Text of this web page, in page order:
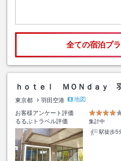
全ての宿泊プ
ｈｏｔｅｌ ＭＯＮｄａｙ
東京都 羽田空港
地図
お客様アンケート評価
るるぶトラベル評価
集計中
駅徒歩5